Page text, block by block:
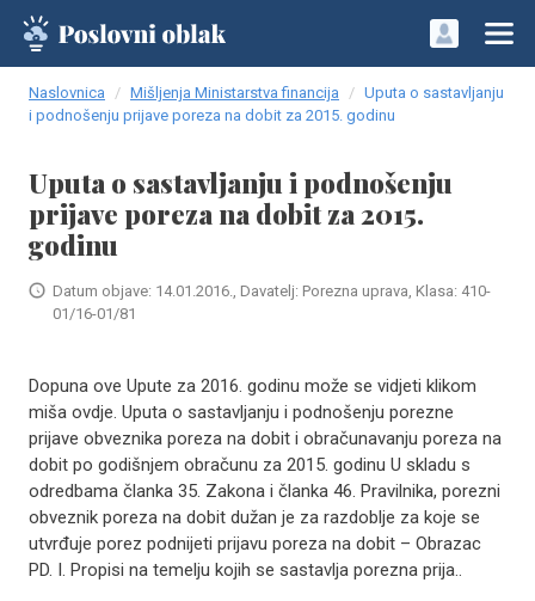
Naslovnica Mišljenja Ministarstva financija
Uputa o sastavljanju
i podnošenju prijave poreza na dobit za 2015. godinu
Uputa o sastavljanju i podnošenju
prijave poreza na dobit za 2015.
godinu
Datum objave: 14.01.2016., Davatelj: Porezna uprava, Klasa: 410-
01/16-01/81
Dopuna ove Upute za 2016. godinu može se vidjeti klikom
miša ovdje. Uputa o sastavljanju i podnošenju porezne
prijave obveznika poreza na dobit i obračunavanju poreza na
dobit po godišnjem obračunu za 2015. godinu U skladu s
odredbama članka 35. Zakona i članka 46. Pravilnika, porezni
obveznik poreza na dobit dužan je za razdoblje za koje se
utvrđuje porez podnijeti prijavu poreza na dobit – Obrazac
PD. I. Propisi na temelju kojih se sastavlja porezna prija..